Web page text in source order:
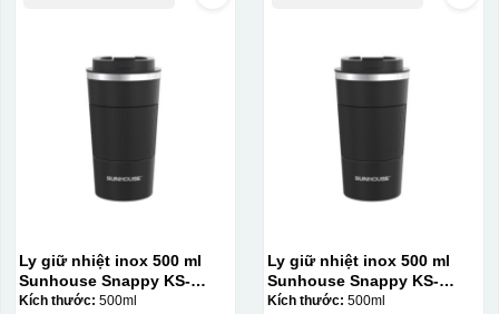
Ly giữ nhiệt inox 500 ml
Sunhouse Snappy KS-
TU500S
Kích thước: 500ml
Ly giữ nhiệt inox 500 ml
Sunhouse Snappy KS-
TU500S
Kích thước: 500ml